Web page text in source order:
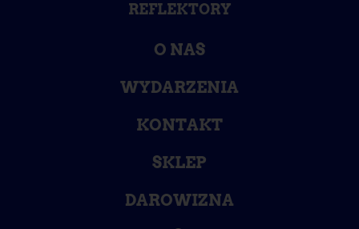
REFLEKTORY
O NAS
WYDARZENIA
KONTAKT
SKLEP
DAROWIZNA